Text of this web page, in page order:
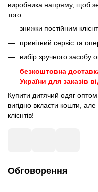
виробника напряму, щоб
того:
знижки постійним
привітний сервіс та
вибір зручного засобу
безкоштовна
України для заказів
Купити дитячий одяг
вигідно вкласти кошти,
клієнтів!
Обговорення